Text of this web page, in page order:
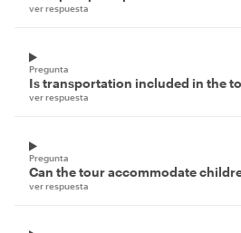
ver respuesta
Pregunta
Is transportation included in the
ver respuesta
Pregunta
Can the tour accommodate
ver respuesta